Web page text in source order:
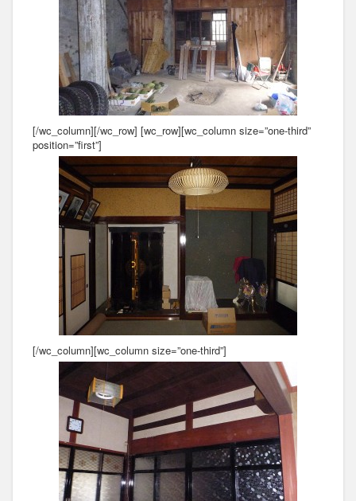
[/wc_column][/wc_row] [wc_row][wc_column size=”one-third”
position=”first”]
[/wc_column][wc_column size=”one-third”]